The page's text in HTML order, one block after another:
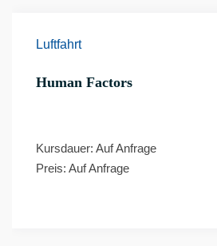
Luftfahrt
Human Factors
Kursdauer: Auf Anfrage
Preis: Auf Anfrage